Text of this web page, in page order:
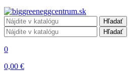
Hľadať
Hľadať
0
0,00 €